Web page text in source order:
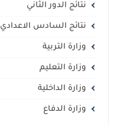
نتائج الدور الثاني
نتائج السادس الاعدادي
وزارة التربية
وزارة التعليم
وزارة الداخلية
وزارة الدفاع